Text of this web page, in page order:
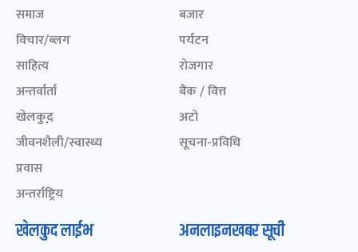
समाज
विचार/ब्लग
साहित्य
अन्तर्वार्ता
खेलकुद़़
जीवनशैली/स्वास्थ्य
प्रवास
अन्तर्राष्ट्रिय
बजार
पर्यटन
रोजगार
बैंक / वित्त
अटो
सूचना-प्रविधि
खेलकुद लाईभ अनलाइनखबर सूची